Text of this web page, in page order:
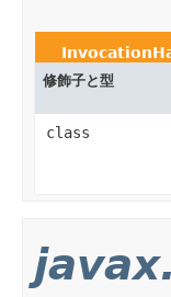
修飾子と型
class